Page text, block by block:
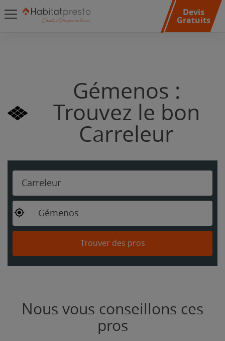
Devis
Gratuits
Gémenos :
Trouvez le bon
Carreleur
Carreleur
Gémenos
Trouver des pros
Nous vous conseillons ces
pros